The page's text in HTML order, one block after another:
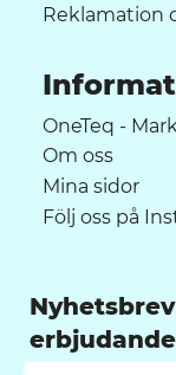
Reklamation
OneTeq -
Om oss
Mina sidor
Följ oss på
Nyhetsbrev